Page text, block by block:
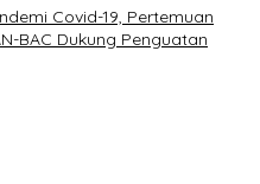
Covid-19, Pertemuan
BAC Dukung Penguatan